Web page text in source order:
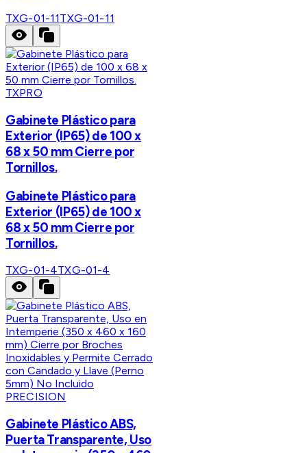
TXG-01-11TXG-01-11
TXPRO
Gabinete Plástico para
Exterior (IP65) de 100 x
68 x 50 mm Cierre por
Tornillos.
Gabinete Plástico para
Exterior (IP65) de 100 x
68 x 50 mm Cierre por
Tornillos.
TXG-01-4TXG-01-4
PRECISION
Gabinete Plástico ABS,
Puerta Transparente, Uso